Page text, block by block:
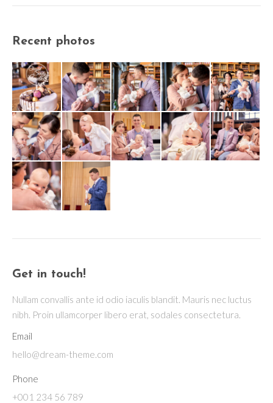
Recent photos
Get in touch!
Nullam convallis ante id odio iaculis blandit. Mauris nec luctus
nibh. Proin ullamcorper libero erat, sodales consectetura.
Email
hello@dream-theme.com
Phone
+001 234 56 789